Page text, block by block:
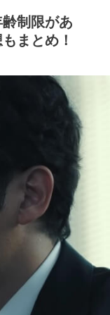
制限があ
まとめ！